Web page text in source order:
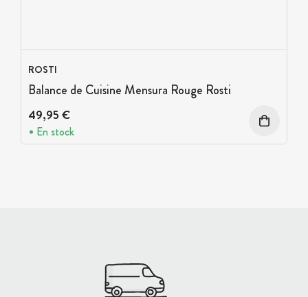
ROSTI
Balance de Cuisine Mensura Rouge Rosti
49,95 €
En stock